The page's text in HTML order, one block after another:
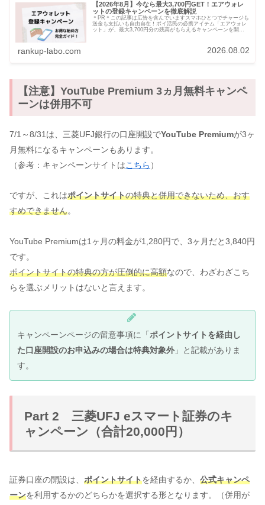
【2026年8月】今なら最大3,700円GET！エアウォレ
ットの登録キャンペーンを徹底解説
＊PR＊この記事は広告を含んでいますスマホひとつでチャージも
送金も支払いも自由自在！ポイ活民の必携アイテム「エアウォレ
ット」が、最大3,700円分の残高がもらえるキャンペーンを開催
rankup-labo.com 2026.08.02
【注意】YouTube Premium 3ヵ月無料キャンペ
ーンは併用不可
7/1～8/31は、三菱UFJ銀行の口座開設でYouTube Premiumが3ヶ
月無料になるキャンペーンもあります。
（参考：キャンペーンサイトはこちら ）
ですが、これはポイントサイトの特典と併用できないため、おす
すめできません。
YouTube Premiumは1ヶ月の料金が1,280円で、3ヶ月だと3,840円
です。
ポイントサイトの特典の方が圧倒的に高額なので、わざわざこち
らを選ぶメリットはないと言えます。
キャンペーンページの留意事項に「 ポイントサイトを経由し
た口座開設のお申込みの場合は特典対象外」と記載がありま
す。
Part 2 三菱UFJ eスマート証券のキ
ャンペーン（合計20,000円）
証券口座の開設は、 ポイントサイトを経由するか、 公式キャンペ
ーンを利用するかのどちらかを選択する形となります。（併用が